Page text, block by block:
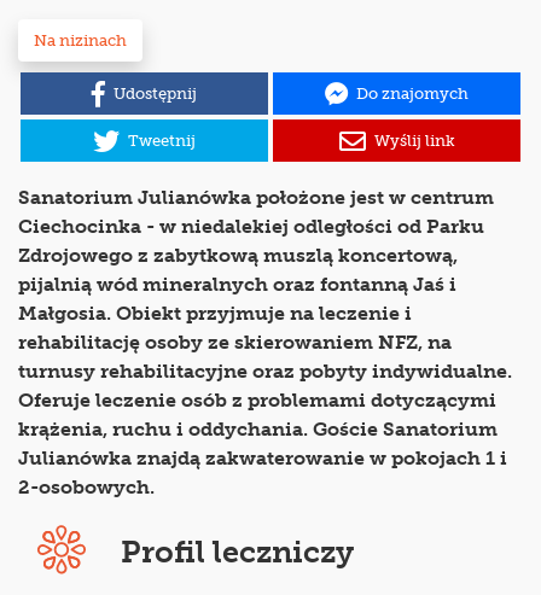
Na nizinach
Udostępnij Do znajomych
Tweetnij Wyślij link
Sanatorium Julianówka położone jest w centrum
Ciechocinka - w niedalekiej odległości od Parku
Zdrojowego z zabytkową muszlą koncertową,
pijalnią wód mineralnych oraz fontanną Jaś i
Małgosia. Obiekt przyjmuje na leczenie i
rehabilitację osoby ze skierowaniem NFZ, na
turnusy rehabilitacyjne oraz pobyty indywidualne.
Oferuje leczenie osób z problemami dotyczącymi
krążenia, ruchu i oddychania. Goście Sanatorium
Julianówka znajdą zakwaterowanie w pokojach 1 i
2-osobowych.
Profil leczniczy